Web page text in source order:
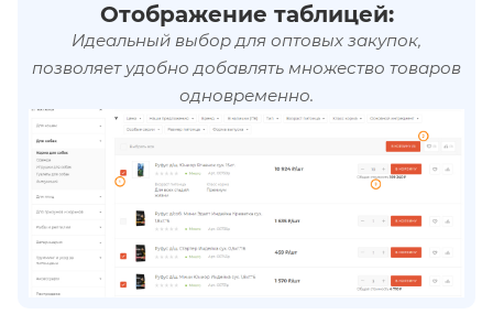
Отображение таблицей:
Идеальный выбор для оптовых закупок,
позволяет удобно добавлять множество товаров
одновременно.